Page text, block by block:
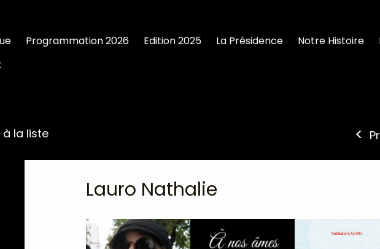
Programmation 2026 Edition 2025 La Présidence Notre Histoire
la liste
Lauro Nathalie